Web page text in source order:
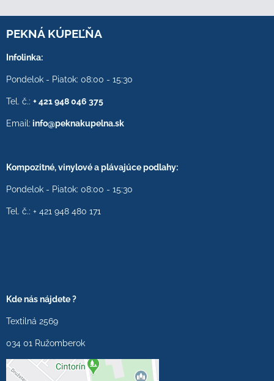
PEKNÁ KÚPEĽŇA
Infolinka:
Pondelok - Piatok: 08:00 - 15:30
Tel. č.: + 421 948 046 375
Email: info@peknakupelna.sk
Kompozitné, vinylové a plávajúce podlahy:
Pondelok - Piatok: 08:00 - 15:30
Tel. č.: + 421 948 480 171
Kde nás nájdete ?
Textilná 2569
034 01 Ružomberok